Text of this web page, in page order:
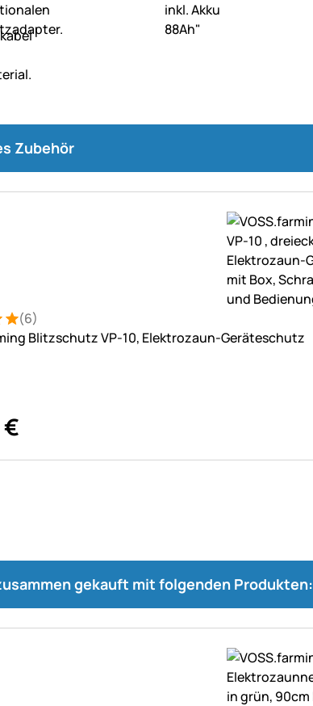
Zubehör
5 von 5 (6 Bewertungen)
(6)
Blitzschutz VP-10, Elektrozaun-Geräteschutz
€
gekauft mit folgenden Produkten: